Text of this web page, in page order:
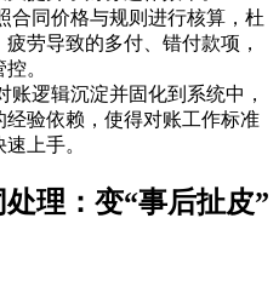
合同价格与规则进行核算，杜
劳导致的多付、错付款项，
。
账逻辑沉淀并固化到系统中，
经验依赖，使得对账工作标准
上手。
理：变“事后扯皮”